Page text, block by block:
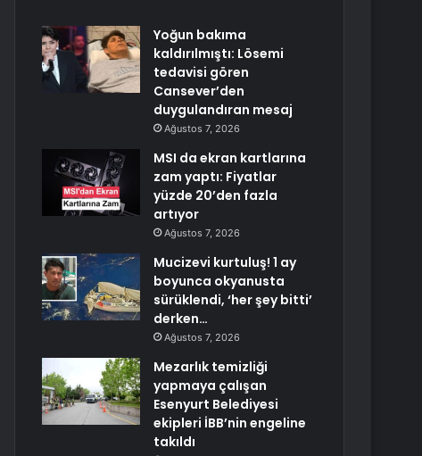
Yoğun bakıma
kaldırılmıştı: Lösemi
tedavisi gören
Cansever’den
duygulandıran mesaj
Ağustos 7, 2026
MSI da ekran kartlarına
zam yaptı: Fiyatlar
yüzde 20’den fazla
artıyor
Ağustos 7, 2026
Mucizevi kurtuluş! 1 ay
boyunca okyanusta
sürüklendi, ‘her şey bitti’
derken…
Ağustos 7, 2026
Mezarlık temizliği
yapmaya çalışan
Esenyurt Belediyesi
ekipleri İBB’nin engeline
takıldı